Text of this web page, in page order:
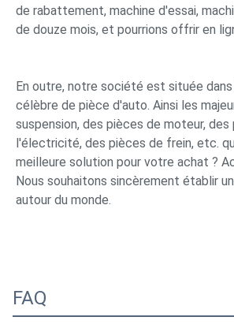
de rabattement, machine d'essai,
de douze mois, et pourrions offrir en
En outre, notre société est située dans
célèbre de pièce d'auto. Ainsi les
suspension, des pièces de moteur,
l'électricité, des pièces de frein, etc.
meilleure solution pour votre achat ?
Nous souhaitons sincèrement établir
autour du monde.
FAQ